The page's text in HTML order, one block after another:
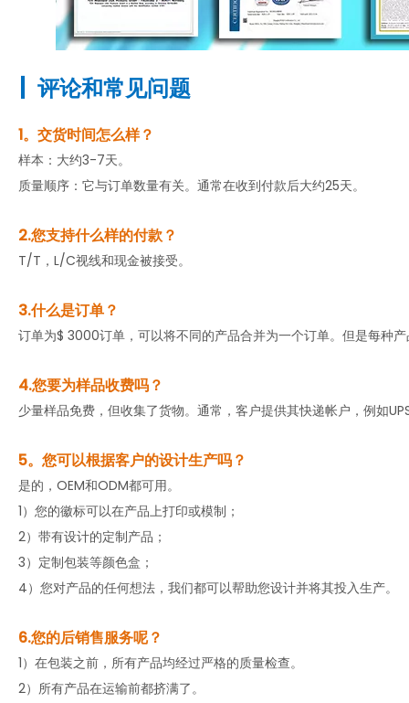
评论和常见问题
1。交货时间怎么样？
样本：大约3-7天。
质量顺序：它与订单数量有关。通常在收到付款后大约25天。
2.您支持什么样的付款？
T/T，L/C视线和现金被接受。
3.什么是订单？
订单为$ 3000订单，可以将不同的产品合并为一个订单。但是每种
4.您要为样品收费吗？
少量样品免费，但收集了货物。通常，客户提供其快递帐户，例如
5。您可以根据客户的设计生产吗？
是的，OEM和ODM都可用。
1）您的徽标可以在产品上打印或模制；
2）带有设计的定制产品；
3）定制包装等颜色盒；
4）您对产品的任何想法，我们都可以帮助您设计并将其投入生产。
6.您的后销售服务呢？
1）在包装之前，所有产品均经过严格的质量检查。
2）所有产品在运输前都挤满了。